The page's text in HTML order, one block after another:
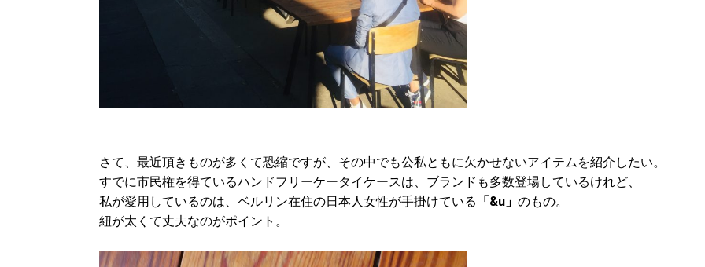
さて、最近頂きものが多くて恐縮ですが、その中でも公私ともに欠かせないアイテムを紹介したい。
すでに市民権を得ているハンドフリーケータイケースは、ブランドも多数登場しているけれど、
私が愛用しているのは、ベルリン在住の日本人女性が手掛けている 「&u」 のもの。
紐が太くて丈夫なのがポイント。